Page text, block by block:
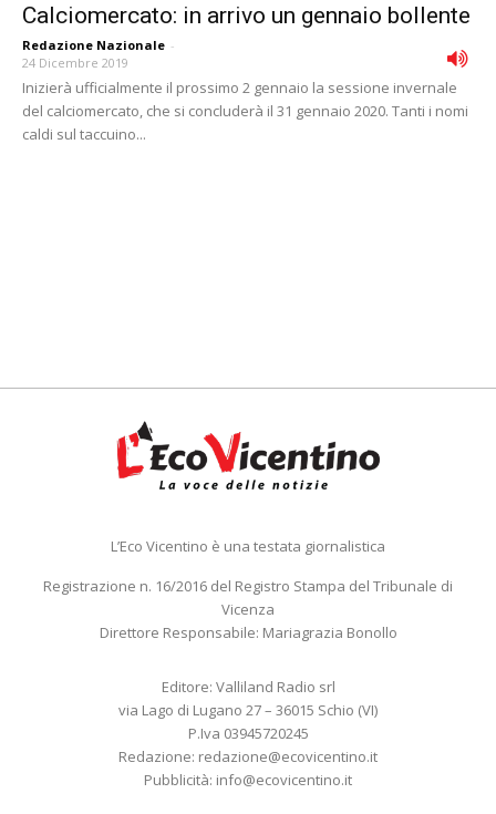
Calciomercato: in arrivo un gennaio bollente
Redazione Nazionale -
24 Dicembre 2019
Inizierà ufficialmente il prossimo 2 gennaio la sessione invernale
del calciomercato, che si concluderà il 31 gennaio 2020. Tanti i nomi
caldi sul taccuino...
L’Eco Vicentino è una testata giornalistica
Registrazione n. 16/2016 del Registro Stampa del Tribunale di
Vicenza
Direttore Responsabile: Mariagrazia Bonollo
Editore: Valliland Radio srl
via Lago di Lugano 27 – 36015 Schio (VI)
P.Iva 03945720245
Redazione: redazione@ecovicentino.it
Pubblicità: info@ecovicentino.it